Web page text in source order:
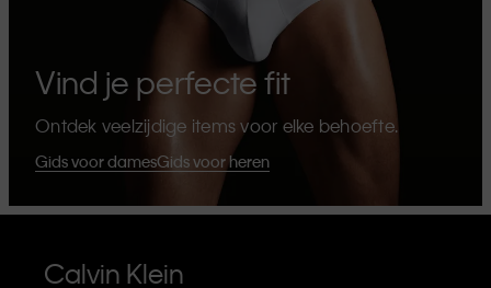
Vind je perfecte fit
Ontdek veelzijdige items voor elke behoefte.
Gids voor damesGids voor heren
Calvin Klein